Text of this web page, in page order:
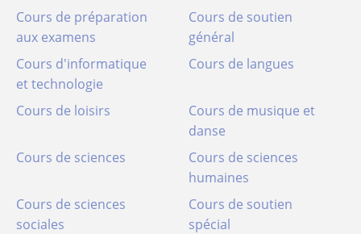
Cours de préparation
aux examens
Cours de soutien
général
Cours d'informatique
et technologie
Cours de langues
Cours de loisirs
Cours de musique et
danse
Cours de sciences
Cours de sciences
humaines
Cours de sciences
sociales
Cours de soutien
spécial